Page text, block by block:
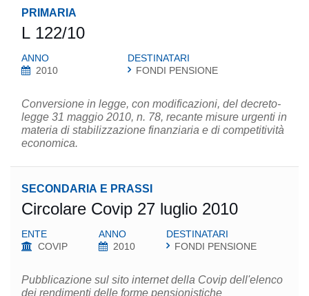
PRIMARIA
L 122/10
ANNO
2010
DESTINATARI
FONDI PENSIONE
Conversione in legge, con modificazioni, del decreto-
legge 31 maggio 2010, n. 78, recante misure urgenti in
materia di stabilizzazione finanziaria e di competitività
economica.
SECONDARIA E PRASSI
Circolare Covip 27 luglio 2010
ENTE
COVIP
ANNO
2010
DESTINATARI
FONDI PENSIONE
Pubblicazione sul sito internet della Covip dell'elenco
dei rendimenti delle forme pensionistiche